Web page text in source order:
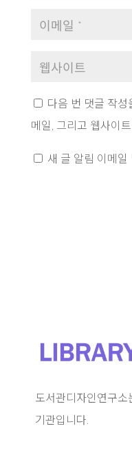
다음 번 댓글 작성
메일, 그리고 웹사이
새 글 알림 이메일
도서관디자인연구
기관입니다.